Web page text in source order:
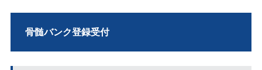
骨髄バンク登録受付